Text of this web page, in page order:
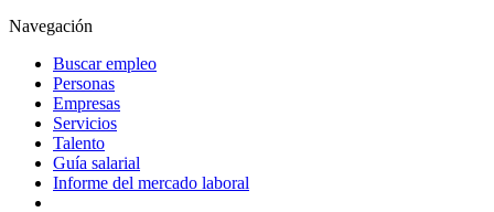
Navegación
Buscar empleo
Personas
Empresas
Servicios
Talento
Guía salarial
Informe del mercado laboral